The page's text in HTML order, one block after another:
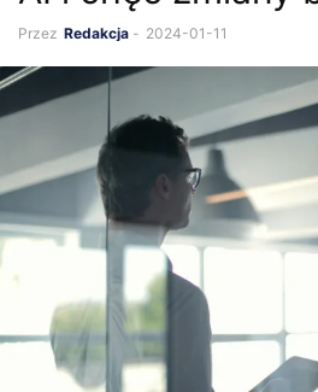
Przez Redakcja - 2024-01-11